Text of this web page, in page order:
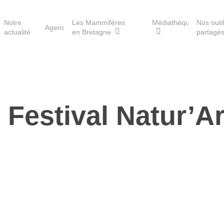
Les Havres de paix pour la
loutre
Notre
actualité
Agenda
Les Mammifères
en Bretagne
Médiathèque
Nos
partagés